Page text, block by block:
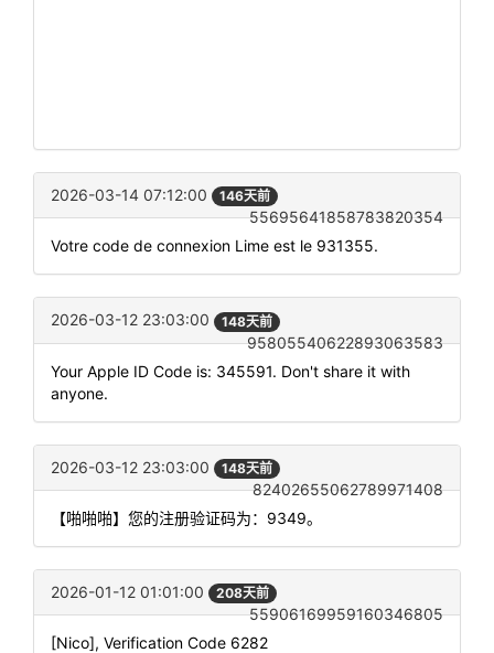
2026-03-14 07:12:00 146天前
55695641858783820354
Votre code de connexion Lime est le 931355.
2026-03-12 23:03:00 148天前
95805540622893063583
Your Apple ID Code is: 345591. Don't share it with
anyone.
2026-03-12 23:03:00 148天前
82402655062789971408
【啪啪啪】您的注册验证码为：9349。
2026-01-12 01:01:00 208天前
55906169959160346805
[Nico], Verification Code 6282